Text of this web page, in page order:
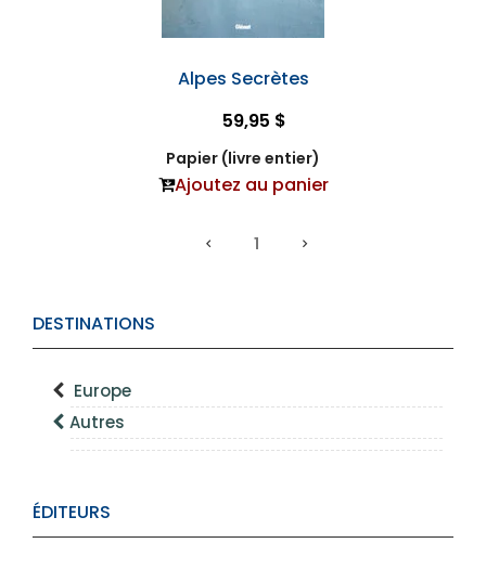
DESTINATIONS
Europe
Autres
ÉDITEURS
Alpes Secrètes
59,95 $
Papier (livre entier)
Ajoutez au panier
1